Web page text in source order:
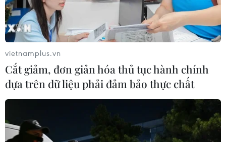
vietnamplus.vn
Cắt giảm, đơn giản hóa thủ tục hành chính
dựa trên dữ liệu phải đảm bảo thực chất